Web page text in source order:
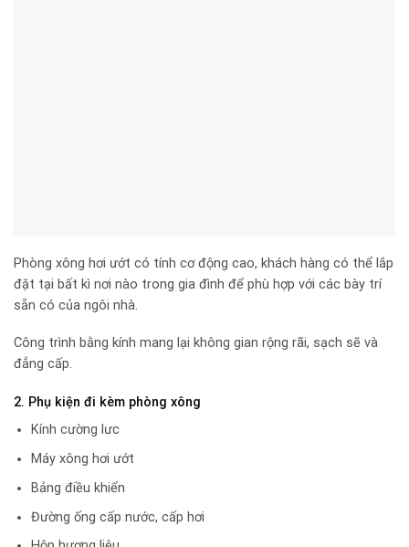
Phòng xông hơi ướt có tính cơ động cao, khách hàng có thể lắp
đặt tại bất kì nơi nào trong gia đình để phù hợp với các bày trí
sẵn có của ngôi nhà.
Công trình bằng kính mang lại không gian rộng rãi, sạch sẽ và
đẳng cấp.
2. Phụ kiện đi kèm phòng xông
Kính cường lưc
Máy xông hơi ướt
Bảng điều khiển
Đường ống cấp nước, cấp hơi